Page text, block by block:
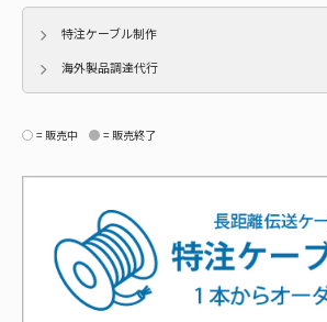
特注ケーブル制作
海外製品調達代行
= 販売中 = 販売終了